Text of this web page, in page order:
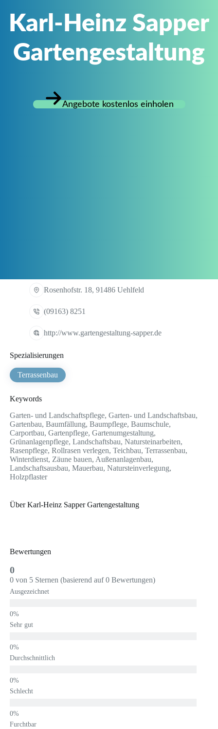
Karl-Heinz Sapper
Gartengestaltung
Angebote kostenlos einholen
Rosenhofstr. 18, 91486 Uehlfeld
(09163) 8251
http://www.gartengestaltung-sapper.de
Spezialisierungen
Terrassenbau
Keywords
Garten- und Landschaftspflege, Garten- und Landschaftsbau,
Gartenbau, Baumfällung, Baumpflege, Baumschule,
Carportbau, Gartenpflege, Gartenumgestaltung,
Grünanlagenpflege, Landschaftsbau, Natursteinarbeiten,
Rasenpflege, Rollrasen verlegen, Teichbau, Terrassenbau,
Winterdienst, Zäune bauen, Außenanlagenbau,
Landschaftsausbau, Mauerbau, Natursteinverlegung,
Holzpflaster
Über Karl-Heinz Sapper Gartengestaltung
Bewertungen
0
0 von 5 Sternen (basierend auf 0 Bewertungen)
Ausgezeichnet
Sehr gut
Durchschnittlich
Schlecht
Furchtbar